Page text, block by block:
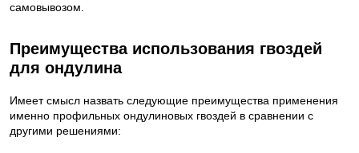
самовывозом.
Преимущества использования гвоздей
для ондулина
Имеет смысл назвать следующие преимущества применения
именно профильных ондулиновых гвоздей в сравнении с
другими решениями: